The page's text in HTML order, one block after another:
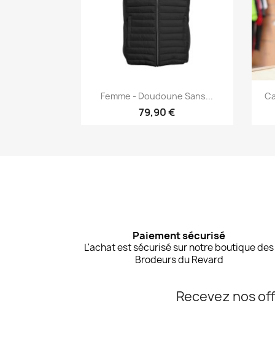
Aperçu rapide
Femme - Doudoune Sans...
79,90 €
Paiement sécurisé
L'achat est sécurisé sur notre boutique des
Brodeurs du Revard
Recevez nos